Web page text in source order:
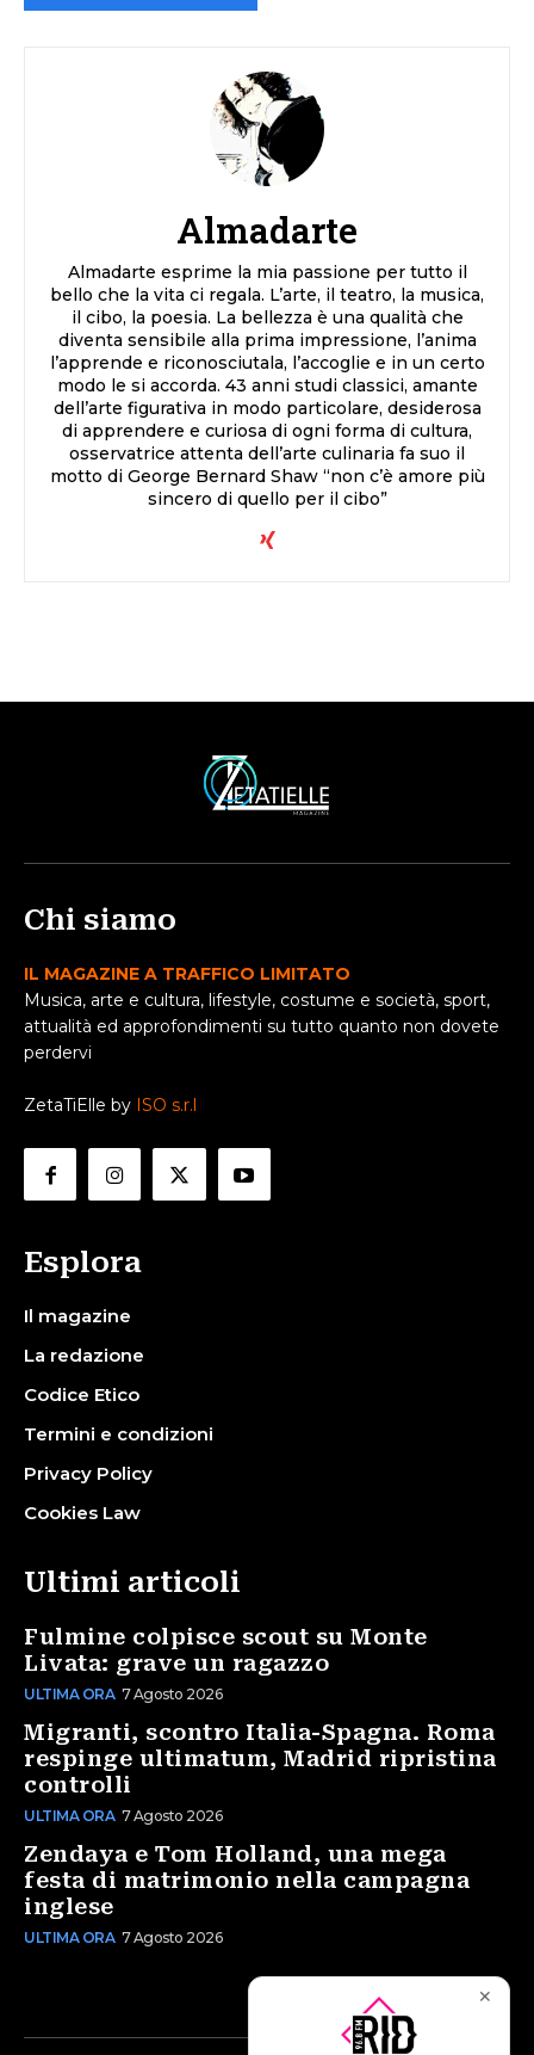
Almadarte
Almadarte esprime la mia passione per tutto il
bello che la vita ci regala. L’arte, il teatro, la musica,
il cibo, la poesia. La bellezza è una qualità che
diventa sensibile alla prima impressione, l’anima
l’apprende e riconosciutala, l’accoglie e in un certo
modo le si accorda. 43 anni studi classici, amante
dell’arte figurativa in modo particolare, desiderosa
di apprendere e curiosa di ogni forma di cultura,
osservatrice attenta dell’arte culinaria fa suo il
motto di George Bernard Shaw “non c’è amore più
sincero di quello per il cibo”
Chi siamo
IL MAGAZINE A TRAFFICO LIMITATO
Musica, arte e cultura, lifestyle, costume e società, sport,
attualità ed approfondimenti su tutto quanto non dovete
perdervi
ZetaTiElle by ISO s.r.l
Esplora
Il magazine
La redazione
Codice Etico
Termini e condizioni
Privacy Policy
Cookies Law
Ultimi articoli
Fulmine colpisce scout su Monte
Livata: grave un ragazzo
ULTIMA ORA 7 Agosto 2026
Migranti, scontro Italia-Spagna. Roma
respinge ultimatum, Madrid ripristina
controlli
ULTIMA ORA 7 Agosto 2026
Zendaya e Tom Holland, una mega
festa di matrimonio nella campagna
inglese
ULTIMA ORA 7 Agosto 2026
✕